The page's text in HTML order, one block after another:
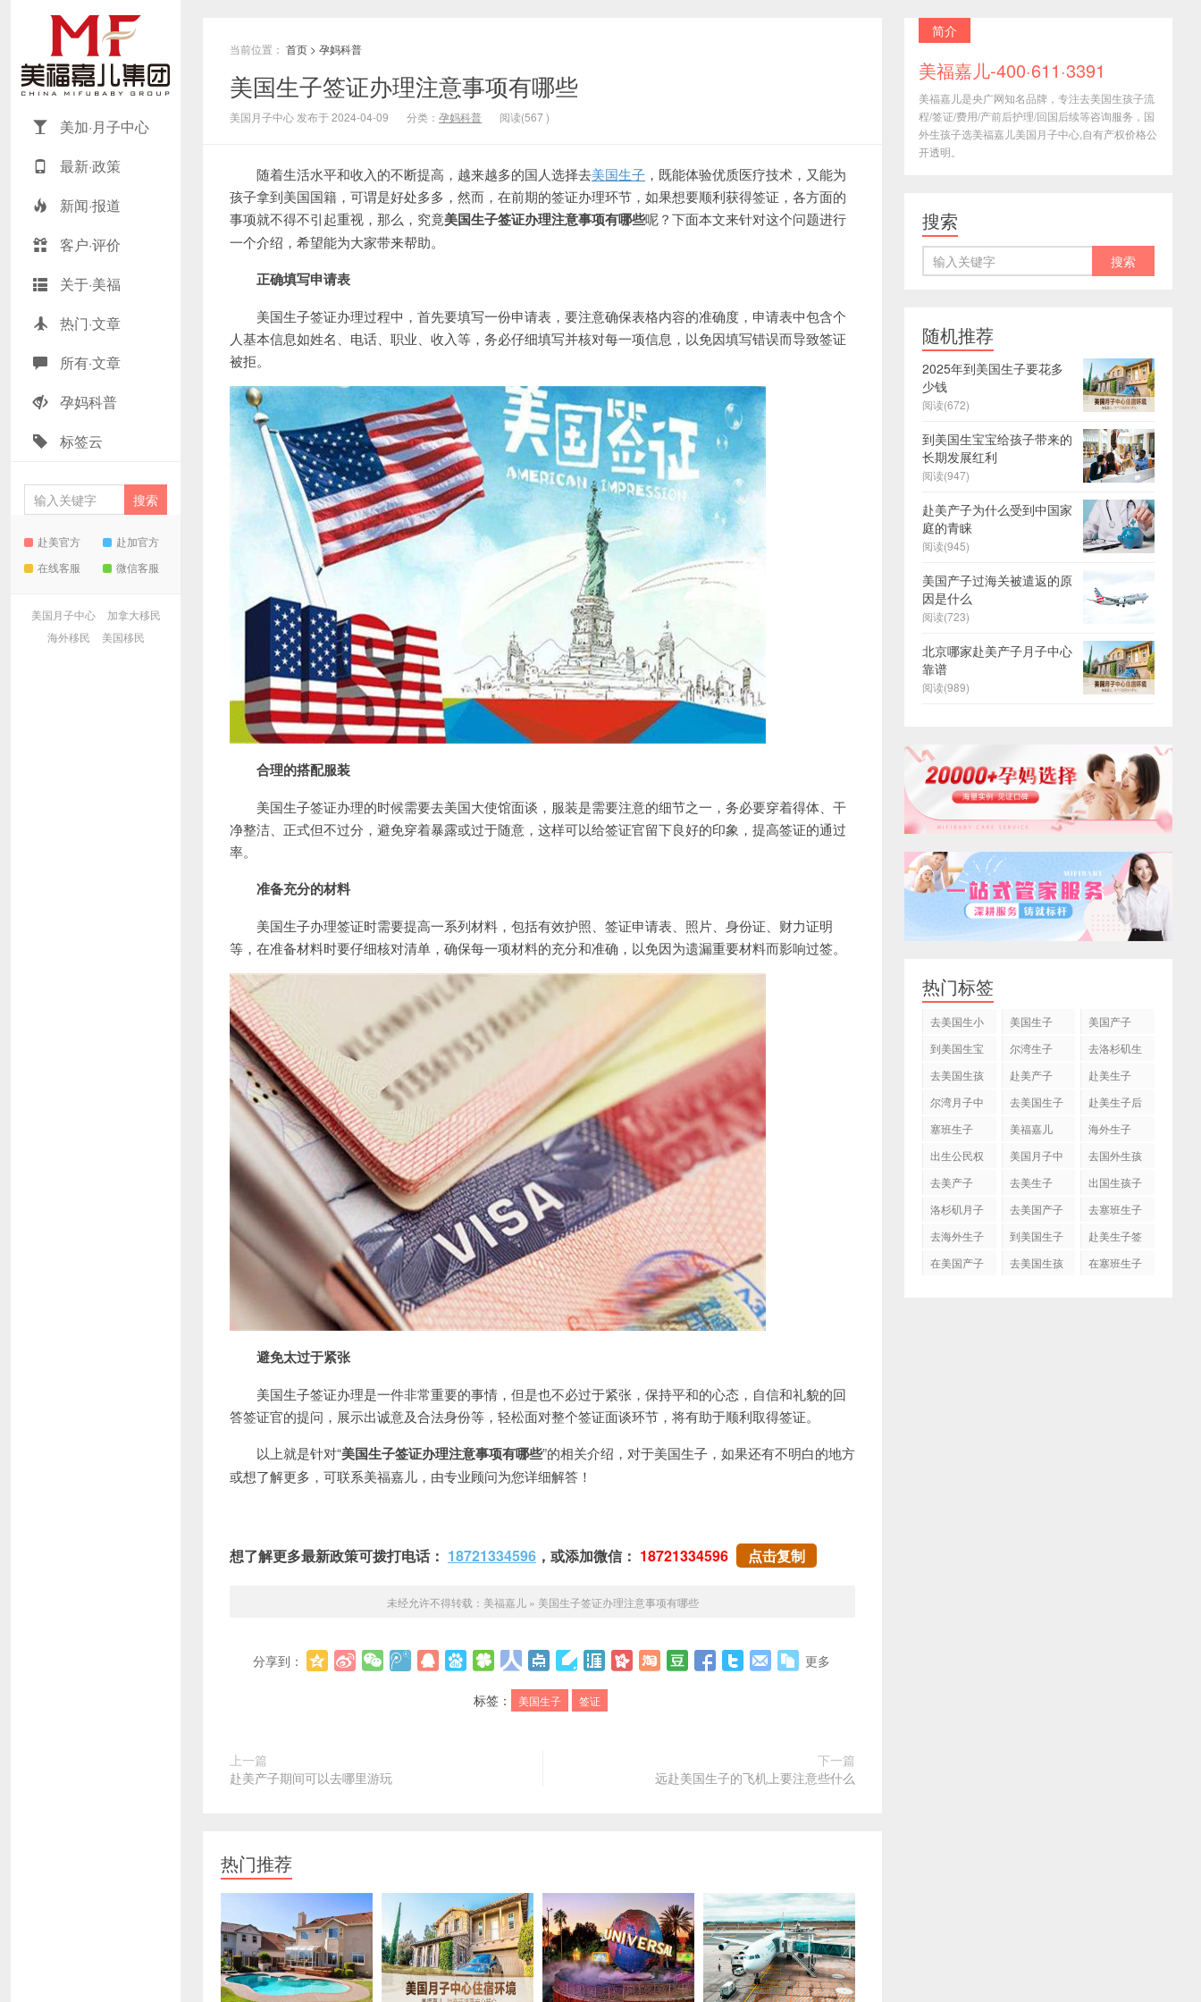
美加·月子中心
最新·政策
新闻·报道
客户·评价
关于·美福
热门·文章
所有·文章
孕妈科普
标签云
赴美官方
赴加官方
在线客服
微信客服
美国月子中心
加拿大移民
海外移民
美国移民
当前位置： 首页 > 孕妈科普
美国生子签证办理注意事项有哪些
美国月子中心 发布于 2024-04-09 分类： 孕妈科普 阅读(567)
随着生活水平和收入的不断提高，越来越多的国人选择去美国生子 ，既能体验优质医疗技术，又能为
孩子拿到美国国籍，可谓是好处多多，然而，在前期的签证办理环节，如果想要顺利获得签证，各方面的
事项就不得不引起重视，那么，究竟美国生子签证办理注意事项有哪些呢？下面本文来针对这个问题进行
一个介绍，希望能为大家带来帮助。
正确填写申请表
美国生子签证办理过程中，首先要填写一份申请表，要注意确保表格内容的准确度，申请表中包含个
人基本信息如姓名、电话、职业、收入等，务必仔细填写并核对每一项信息，以免因填写错误而导致签证
被拒。
合理的搭配服装
美国生子签证办理的时候需要去美国大使馆面谈，服装是需要注意的细节之一，务必要穿着得体、干
净整洁、正式但不过分，避免穿着暴露或过于随意，这样可以给签证官留下良好的印象，提高签证的通过
率。
准备充分的材料
美国生子办理签证时需要提高一系列材料，包括有效护照、签证申请表、照片、身份证、财力证明
等，在准备材料时要仔细核对清单，确保每一项材料的充分和准确，以免因为遗漏重要材料而影响过签。
避免太过于紧张
美国生子签证办理是一件非常重要的事情，但是也不必过于紧张，保持平和的心态，自信和礼貌的回
答签证官的提问，展示出诚意及合法身份等，轻松面对整个签证面谈环节，将有助于顺利取得签证。
以上就是针对“美国生子签证办理注意事项有哪些”的相关介绍，对于美国生子，如果还有不明白的地方
或想了解更多，可联系美福嘉儿，由专业顾问为您详细解答！
想了解更多最新政策可拨打电话： 18721334596 ，或添加微信： 18721334596 点击复制
未经允许不得转载： 美福嘉儿» 美国生子签证办理注意事项有哪些
分享到： 更多
标签： 美国生子 签证
上一篇
赴美产子期间可以去哪里游玩
下一篇
远赴美国生子的飞机上要注意些什么
热门推荐
简介
美福嘉儿-400·611·3391
美福嘉儿是央广网知名品牌，专注去美国生孩子流
程/签证/费用/产前后护理/回国后续等咨询服务，国
外生孩子选美福嘉儿美国月子中心,自有产权价格公
开透明。
搜索
随机推荐
2025年到美国生子要花多
少钱
阅读(672)
到美国生宝宝给孩子带来的
长期发展红利
阅读(947)
赴美产子为什么受到中国家
庭的青睐
阅读(945)
美国产子过海关被遣返的原
因是什么
阅读(723)
北京哪家赴美产子月子中心
靠谱
阅读(989)
热门标签
去美国生小
美国生子
美国产子
到美国生宝
尔湾生子
去洛杉矶生
去美国生孩
赴美产子
赴美生子
尔湾月子中
去美国生子
赴美生子后
塞班生子
美福嘉儿
海外生子
出生公民权
美国月子中
去国外生孩
去美产子 去美生子
出国生孩子
洛杉矶月子
去美国产子
去塞班生子
去海外生子
到美国生子
赴美生子签
在美国产子
去美国生孩
在塞班生子